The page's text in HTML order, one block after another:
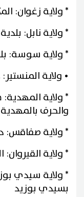
* ولاية زغوان:
* ولاية نابل:
* ولاية سوسة:
• ولاية
* ولاية
والحرف بالمهدية
* ولاية صفاقس:
* ولاية
* ولاية سيدي
بسيدي بوزيد